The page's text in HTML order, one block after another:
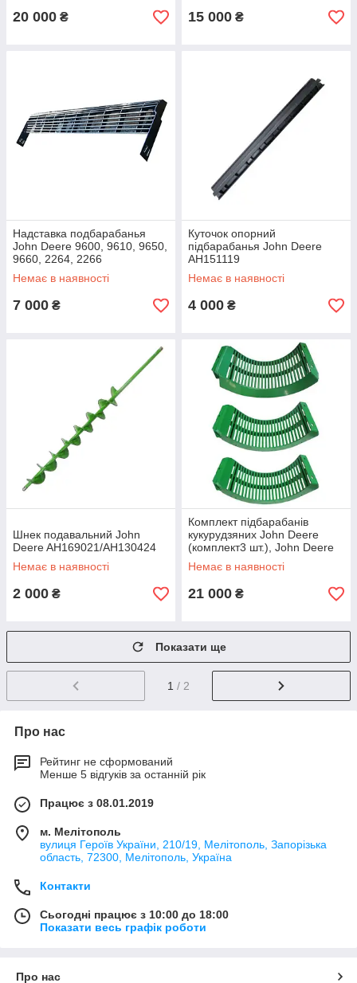
20 000 ₴ 15 000 ₴
Надставка подбарабанья
John Deere 9600, 9610, 9650,
9660, 2264, 2266
Немає в наявності
7 000 ₴
Куточок опорний
підбарабанья John Deere
AH151119
Немає в наявності
4 000 ₴
Шнек подавальний John
Deere AH169021/AH130424
Немає в наявності
2 000 ₴
Комплект підбарабанів
кукурудзяних John Deere
(комплект3 шт.), John Deere
9650STS, 9750STS,
9770STS, 9860STS,
Немає в наявності
21 000 ₴
Показати ще
1 / 2
Про нас
Рейтинг не сформований
Менше 5 відгуків за останній рік
Працює з 08.01.2019
м. Мелітополь
вулиця Героїв України, 210/19, Мелітополь, Запорізька
область, 72300, Мелітополь, Україна
Контакти
Сьогодні працює з 10:00 до 18:00
Показати весь графік роботи
Про нас